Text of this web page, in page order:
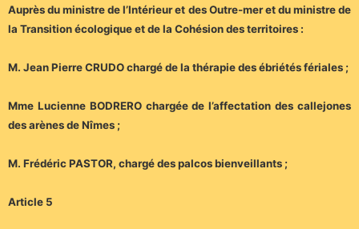
Auprès du ministre de l’Intérieur et des Outre-mer et du ministre de
la Transition écologique et de la Cohésion des territoires :
M. Jean Pierre CRUDO chargé de la thérapie des ébriétés fériales ;
Mme Lucienne BODRERO chargée de l’affectation des callejones
des arènes de Nîmes ;
M. Frédéric PASTOR, chargé des palcos bienveillants ;
Article 5